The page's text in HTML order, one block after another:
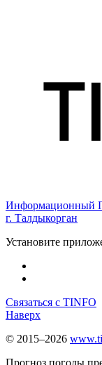
Информационный
г. Талдыкорган
Установите
Связаться с TINFO
Наверх
© 2015–2026